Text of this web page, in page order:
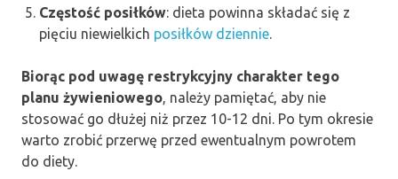
Częstość posiłków: dieta powinna składać się z
pięciu niewielkich posiłków dziennie
Biorąc pod uwagę restrykcyjny charakter tego
planu żywieniowego , należy pamiętać, aby nie
stosować go dłużej niż przez 10-12 dni. Po tym okresie
warto zrobić przerwę przed ewentualnym powrotem
do diety.